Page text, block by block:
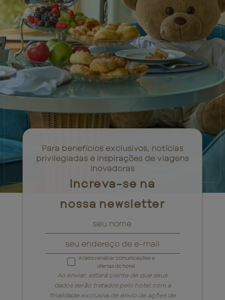
Para benefícios exclusivos, notícias
privilegiadas e inspirações de viagens
inovadoras
Increva-se na
nossa newsletter
Aceito receber comunicações e
ofertas do hotel.
Ao enviar, estará ciente de que seus
dados serão tratados pelo hotel com a
finalidade exclusiva de envio de ações de